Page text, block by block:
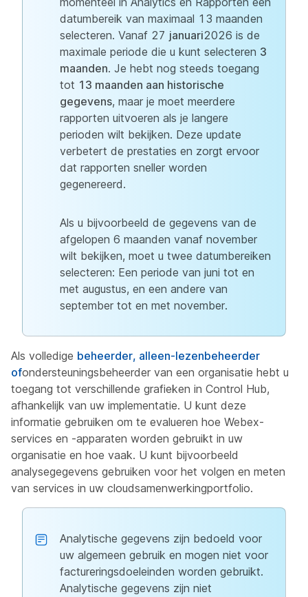
datumbereik van maximaal 13 maanden
selecteren. Vanaf 27 januari2026 is de
maximale periode die u kunt selecteren 3
maanden. Je hebt nog steeds toegang
tot 13 maanden aan historische
gegevens, maar je moet meerdere
rapporten uitvoeren als je langere
perioden wilt bekijken. Deze update
verbetert de prestaties en zorgt ervoor
dat rapporten sneller worden
gegenereerd.
Als u bijvoorbeeld de gegevens van de
afgelopen 6 maanden vanaf november
wilt bekijken, moet u twee datumbereiken
selecteren: Een periode van juni tot en
met augustus, en een andere van
september tot en met november.
Als volledige beheerder, alleen-lezenbeheerder
ofondersteuningsbeheerder van een organisatie hebt u
toegang tot verschillende grafieken in Control Hub,
afhankelijk van uw implementatie. U kunt deze
informatie gebruiken om te evalueren hoe Webex-
services en -apparaten worden gebruikt in uw
organisatie en hoe vaak. U kunt bijvoorbeeld
analysegegevens gebruiken voor het volgen en meten
van services in uw cloudsamenwerkingportfolio.
Analytische gegevens zijn bedoeld voor
uw algemeen gebruik en mogen niet voor
factureringsdoeleinden worden gebruikt.
Analytische gegevens zijn niet